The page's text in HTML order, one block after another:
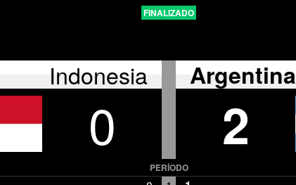
FINALIZADO
Indonesia Argentina
0 2
PERÍODO